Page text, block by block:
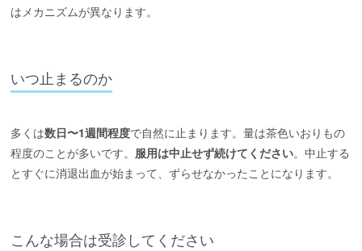
はメカニズムが異なります。
いつ止まるのか
多くは数日〜1週間程度で自然に止まります。量は茶色いおりもの
程度のことが多いです。 服用は中止せず続けてください。中止する
とすぐに消退出血が始まって、ずらせなかったことになります。
こんな場合は受診してください